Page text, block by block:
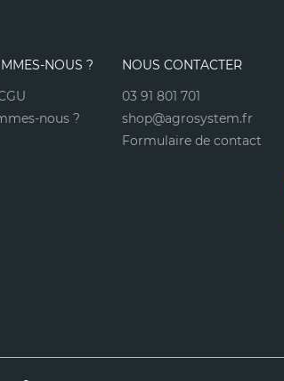
NOUS ?
nous ?
NOUS CONTACTER
03 91 801 701
shop@agrosystem.fr
Formulaire de contact
non cumulable